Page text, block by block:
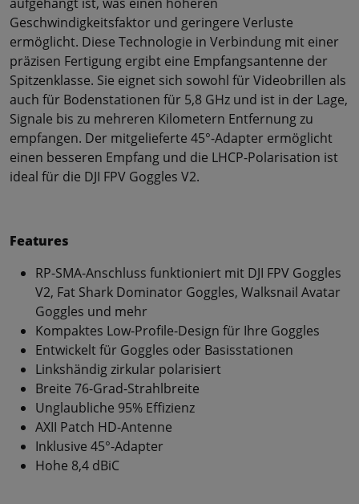
Geschwindigkeitsfaktor und geringere Verluste
ermöglicht. Diese Technologie in Verbindung mit einer
präzisen Fertigung ergibt eine Empfangsantenne der
Spitzenklasse. Sie eignet sich sowohl für Videobrillen als
auch für Bodenstationen für 5,8 GHz und ist in der Lage,
Signale bis zu mehreren Kilometern Entfernung zu
empfangen. Der mitgelieferte 45°-Adapter ermöglicht
einen besseren Empfang und die LHCP-Polarisation ist
ideal für die DJI FPV Goggles V2.
Features
RP-SMA-Anschluss funktioniert mit DJI FPV Goggles
V2, Fat Shark Dominator Goggles, Walksnail Avatar
Goggles und mehr
Kompaktes Low-Profile-Design für Ihre Goggles
Entwickelt für Goggles oder Basisstationen
Linkshändig zirkular polarisiert
Breite 76-Grad-Strahlbreite
Unglaubliche 95% Effizienz
AXII Patch HD-Antenne
Inklusive 45°-Adapter
Hohe 8,4 dBiC